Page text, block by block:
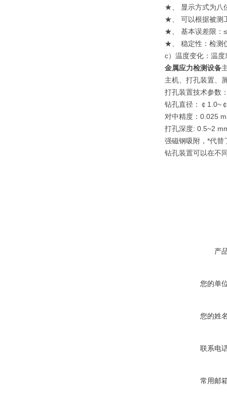
★、 显示方式为八
★、 可以根据被测
★、 基本误差限：
★、 稳定性：检测
c）温度变化：温
金属应力检测设备
主机、打孔装置、
打孔装置技术参数
钻孔直径：￠1.0~
对中精度：0.025
打孔深度: 0.5~2
强磁钢吸附，*代替
钻孔装置可以在不
产
您的单
您的姓
联系电
常用邮